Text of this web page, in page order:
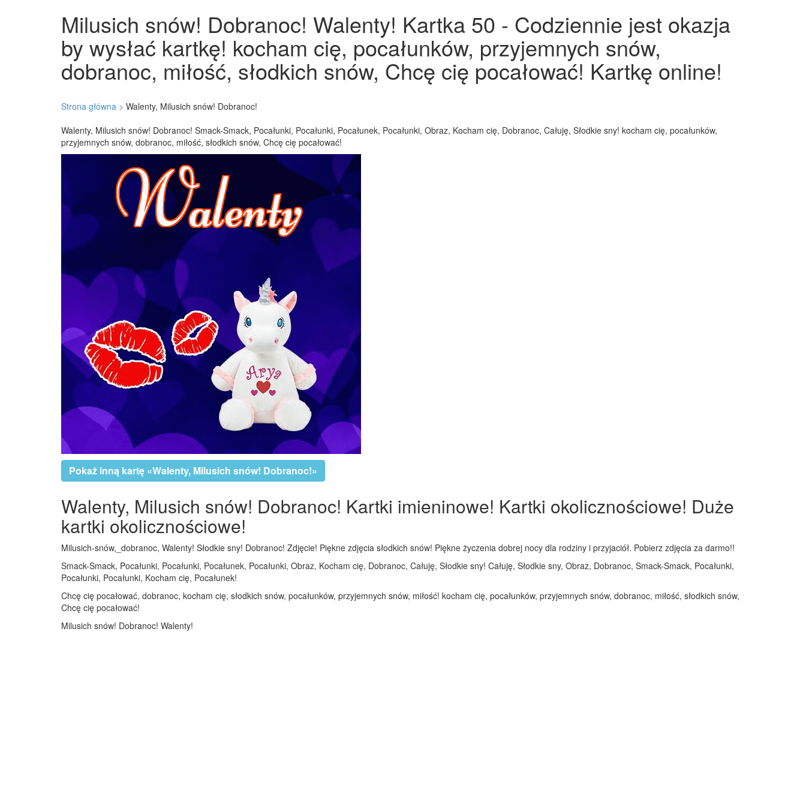
Milusich snów! Dobranoc! Walenty! Kartka 50 - Codziennie jest okazja
by wysłać kartkę! kocham cię, pocałunków, przyjemnych snów,
dobranoc, miłość, słodkich snów, Chcę cię pocałować! Kartkę online!
Strona główna > Walenty, Milusich snów! Dobranoc!
Walenty, Milusich snów! Dobranoc! Smack-Smack, Pocałunki, Pocałunki, Pocałunek, Pocałunki, Obraz, Kocham cię, Dobranoc, Całuję, Słodkie sny! kocham cię, pocałunków,
przyjemnych snów, dobranoc, miłość, słodkich snów, Chcę cię pocałować!
Pokaż inną kartę «Walenty, Milusich snów! Dobranoc!»
Walenty, Milusich snów! Dobranoc! Kartki imieninowe! Kartki okolicznościowe! Duże
kartki okolicznościowe!
Milusich-snów,_dobranoc, Walenty! Słodkie sny! Dobranoc! Zdjęcie! Piękne zdjęcia słodkich snów! Piękne życzenia dobrej nocy dla rodziny i przyjaciół. Pobierz zdjęcia za darmo!!
Smack-Smack, Pocałunki, Pocałunki, Pocałunek, Pocałunki, Obraz, Kocham cię, Dobranoc, Całuję, Słodkie sny! Całuję, Słodkie sny, Obraz, Dobranoc, Smack-Smack, Pocałunki,
Pocałunki, Pocałunki, Kocham cię, Pocałunek!
Chcę cię pocałować, dobranoc, kocham cię, słodkich snów, pocałunków, przyjemnych snów, miłość! kocham cię, pocałunków, przyjemnych snów, dobranoc, miłość, słodkich snów,
Chcę cię pocałować!
Milusich snów! Dobranoc! Walenty!